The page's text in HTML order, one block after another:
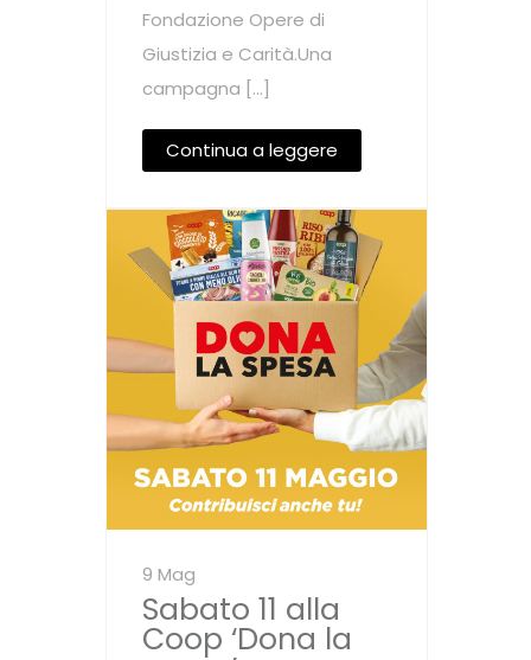
Fondazione Opere di
Giustizia e Carità.Una
campagna […]
Continua a leggere
9 Mag
Sabato 11 alla
Coop ‘Dona la